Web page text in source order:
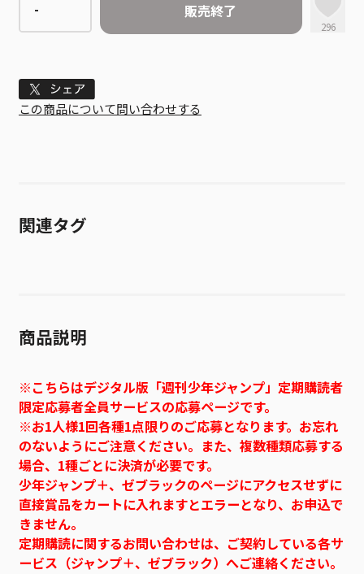
販売終了
296
Tweet
この商品について問い合わせする
関連タグ
商品説明
※こちらはデジタル版「週刊少年ジャンプ」定期購読者
限定応募者全員サービスの応募ページです。
※お1人様1回各種1点限りのご応募となります。お忘れ
のないようにご注意ください。また、複数種類応募する
場合、1種ごとに決済が必要です。
少年ジャンプ＋、ゼブラックのページにアクセスせずに
直接賞品をカートに入れますとエラーとなり、お申込で
きません。
定期購読に関するお問い合わせは、ご契約している各サ
ービス（ジャンプ＋、ゼブラック）へご連絡ください。